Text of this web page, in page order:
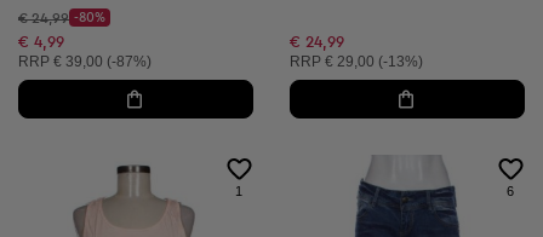
Startpreis:
€ 24,99
Discount Price:
-80%
Reduzierter Preis:
€ 4,99
Unverbindliche Preisempfehlung:
RRP € 39,00 (-87%)
€ 24,99
Unverbindliche Preisempfehlung:
RRP € 29,00 (-13%)
1 6